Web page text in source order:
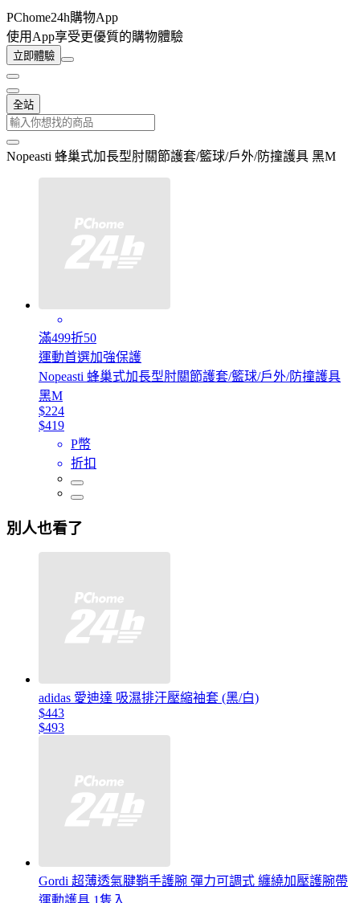
PChome24h購物App
使用App享受更優質的購物體驗
立即體驗
全站
Nopeasti 蜂巢式加長型肘關節護套/籃球/戶外/防撞護具 黑M
滿499折50
運動首選加強保護
Nopeasti 蜂巢式加長型肘關節護套/籃球/戶外/防撞護具
黑M
$224
$419
P幣
折扣
別人也看了
adidas 愛迪達 吸濕排汗壓縮袖套 (黑/白)
$443
$493
Gordi 超薄透氣腱鞘手護腕 彈力可調式 纏繞加壓護腕帶